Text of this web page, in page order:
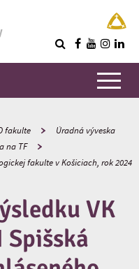
fakulte
Úradná výveska
na TF
fakulte v Košiciach, rok 2024
VK
Spišská